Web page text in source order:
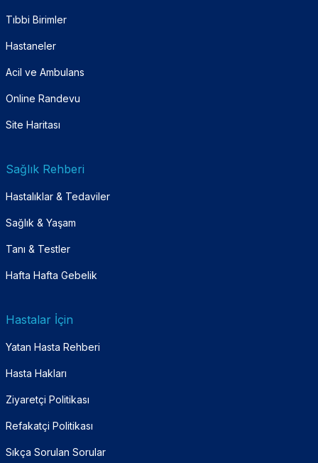
Tıbbi Birimler
Hastaneler
Acil ve Ambulans
Online Randevu
Site Haritası
Sağlık Rehberi
Hastalıklar & Tedaviler
Sağlık & Yaşam
Tanı & Testler
Hafta Hafta Gebelik
Hastalar İçin
Yatan Hasta Rehberi
Hasta Hakları
Ziyaretçi Politikası
Refakatçi Politikası
Sıkça Sorulan Sorular